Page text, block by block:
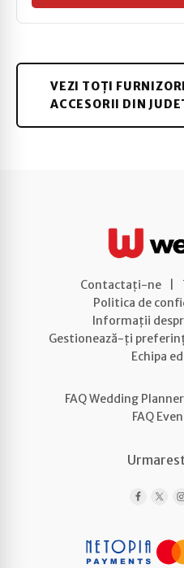
VEZI TOȚI
ACCESORII DIN
Contactați-ne
Politica de
Informații
Gestionează-ți
Echipa
FAQ Wedding Planner
FAQ